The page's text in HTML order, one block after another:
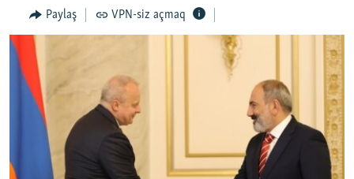
QANUNI DOĞRU
ARAŞDIRMA
MULTIMEDIA
VIDEO
FOTOQALEREYA
İNFOQRAFIKA
RADIO ARXIV
OXU ZALI
AZƏRBAYCAN ƏDƏBIYYATI KITABXANASI
HAQQIMIZDA
MISSIYAMIZ
BIZI IZLƏ
Paylaş VPN-siz açmaq